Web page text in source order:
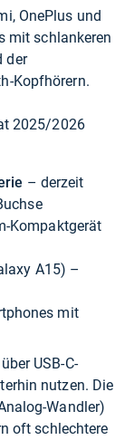
OnePlus und
mit schlankeren
der
Kopfhörern.
2025/2026
– derzeit
Kompaktgerät
A15) –
mit
USB-C-
nutzen. Die
Wandler)
oft schlechtere